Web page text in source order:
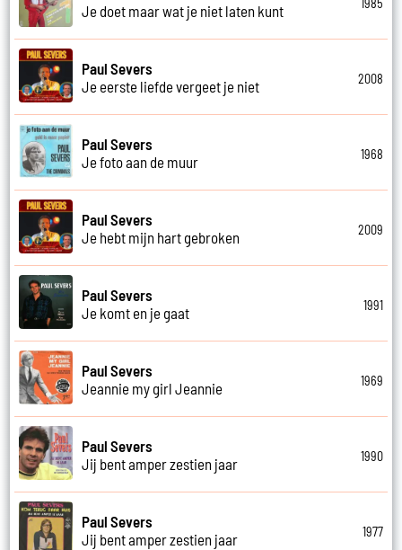
Je doet maar wat je niet laten kunt
Paul Severs
Je eerste liefde vergeet je niet
2008
Paul Severs
Je foto aan de muur
1968
Paul Severs
Je hebt mijn hart gebroken
2009
Paul Severs
Je komt en je gaat
1991
Paul Severs
Jeannie my girl Jeannie
1969
Paul Severs
Jij bent amper zestien jaar
1990
Paul Severs
Jij bent amper zestien jaar
1977